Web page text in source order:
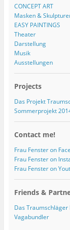
CONCEPT ART
Masken &
EASY PAINTINGS
Theater
Darstellung
Musik
Ausstellungen
Projects
Das Projekt
Sommerprojekt
Contact me!
Frau Fenster on
Frau Fenster on
Frau Fenster on
Friends &
Das Traumschläger
Vagabundler